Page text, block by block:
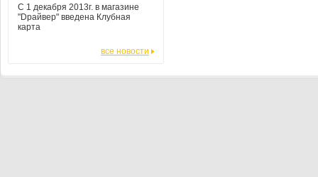
С 1 декабря 2013г. в магазине
"Dрайвер" введена Клубная
карта
все новости